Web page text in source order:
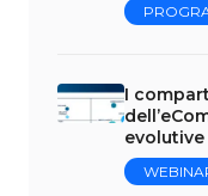
I
evolutive